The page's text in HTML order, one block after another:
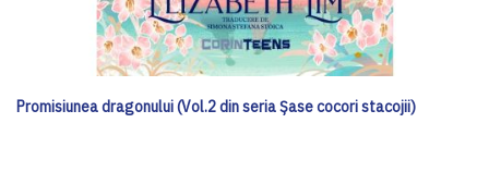
Promisiunea dragonului (Vol.2 din seria Șase cocori stacojii)